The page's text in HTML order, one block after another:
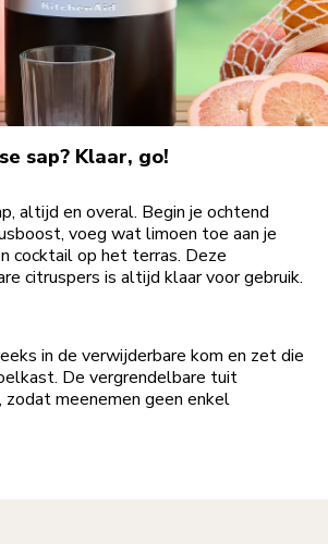
sap? Klaar, go!
altijd en overal. Begin je ochtend
voeg wat limoen toe aan je
cocktail op het terras. Deze
citruspers is altijd klaar voor gebruik.
in de verwijderbare kom en zet die
De vergrendelbare tuit
zodat meenemen geen enkel